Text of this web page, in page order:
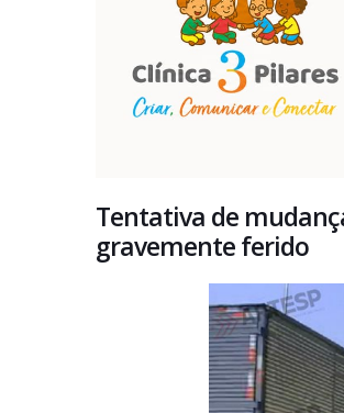
Tentativa de
gravemente ferido